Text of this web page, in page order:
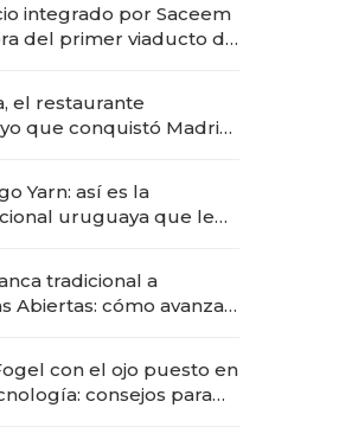
integrado por Saceem
del primer viaducto de
el restaurante
que conquistó Madrid:
y prepara apertura
Yarn: así es la
uruguaya que le
tradicional a
Abiertas: cómo avanza
con el ojo puesto en
consejos para